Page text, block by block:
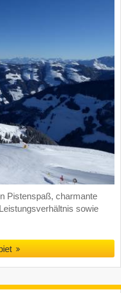
Pistenspaß, charmante
sowie